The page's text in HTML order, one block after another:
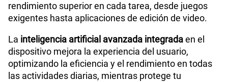
rendimiento superior en cada tarea, desde juegos
exigentes hasta aplicaciones de edición de video.
La inteligencia artificial avanzada integradaen el
dispositivo mejora la experiencia del usuario,
optimizando la eficiencia y el rendimiento en todas
las actividades diarias, mientras protege tu